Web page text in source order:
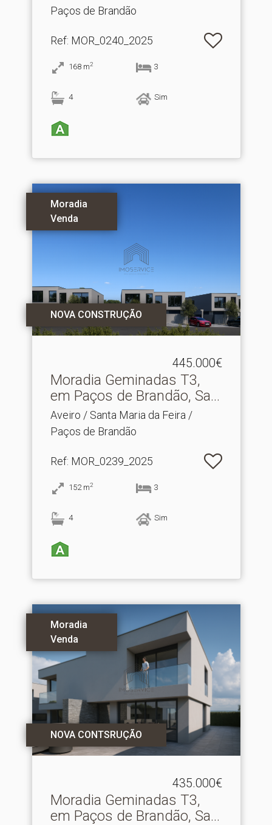
Paços de Brandão
Ref: MOR_0240_2025
168 m2 3
4 Sim
Moradia
Venda
NOVA CONSTRUÇÃO
445.000€
Moradia Geminadas T3,
em Paços de Brandão, Sa.​..
Aveiro / Santa Maria da Feira /
Paços de Brandão
Ref: MOR_0239_2025
152 m2 3
4 Sim
Moradia
Venda
NOVA CONTSRUÇÃO
435.000€
Moradia Geminadas T3,
em Paços de Brandão, Sa.​..